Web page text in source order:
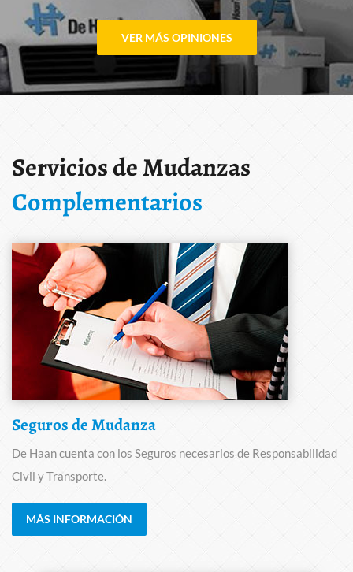
VER MÁS OPINIONES
Servicios de Mudanzas
Complementarios
Seguros de Mudanza
De Haan cuenta con los Seguros necesarios de Responsabilidad
Civil y Transporte.
MÁS INFORMACIÓN